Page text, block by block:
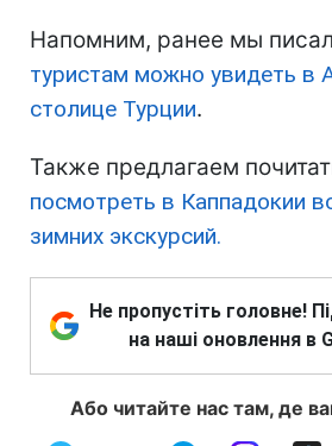
Напомним, ранее мы
туристам можно увидеть в
столице Турции.
Также предлагаем
посмотреть в Каппадокии
зимних экскурсий.
Не пропустіть головне!
на наші оновлення в
Або читайте нас там, де